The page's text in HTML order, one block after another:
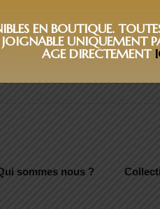
EN BOUTIQUE.
UNIQUEMENT
AGE DIRECTEMENT
sommes nous ?